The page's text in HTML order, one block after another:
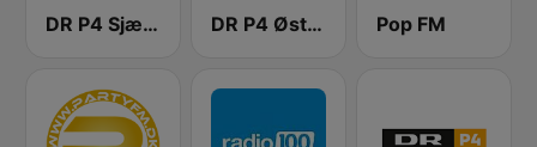
DR P4 Sjælland DR P4 Østjyllands Pop FM